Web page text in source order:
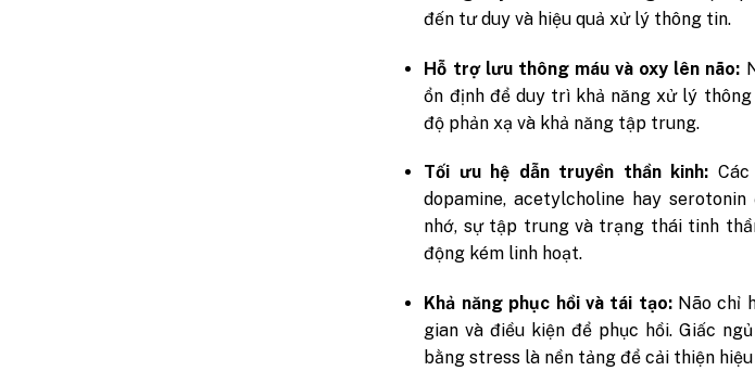
đến tư duy và hiệu quả xử lý thông tin.
Hỗ trợ lưu thông máu và oxy lên não:
ổn định để duy trì khả năng xử lý
độ phản xạ và khả năng tập trung.
Tối ưu hệ dẫn truyền thần kinh:
dopamine, acetylcholine hay
nhớ, sự tập trung và trạng thái tinh
động kém linh hoạt.
Khả năng phục hồi và tái tạo: Não chỉ
gian và điều kiện để phục hồi. Giấc
bằng stress là nền tảng để cải thiện